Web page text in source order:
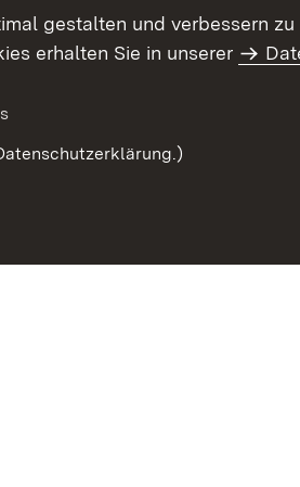
neuem Fenster)
Newsletter-
gestalten und verbessern
erhalten Sie in unserer